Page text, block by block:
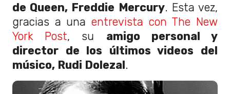
de Queen, Freddie Mercury. Esta vez,
gracias a una entrevista con The New
York Post, su amigo personal y
director de los últimos videos del
músico, Rudi Dolezal.